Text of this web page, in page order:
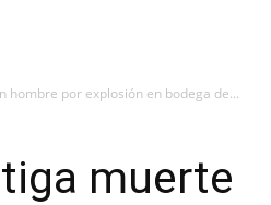
hombre por explosión en bodega de...
muerte